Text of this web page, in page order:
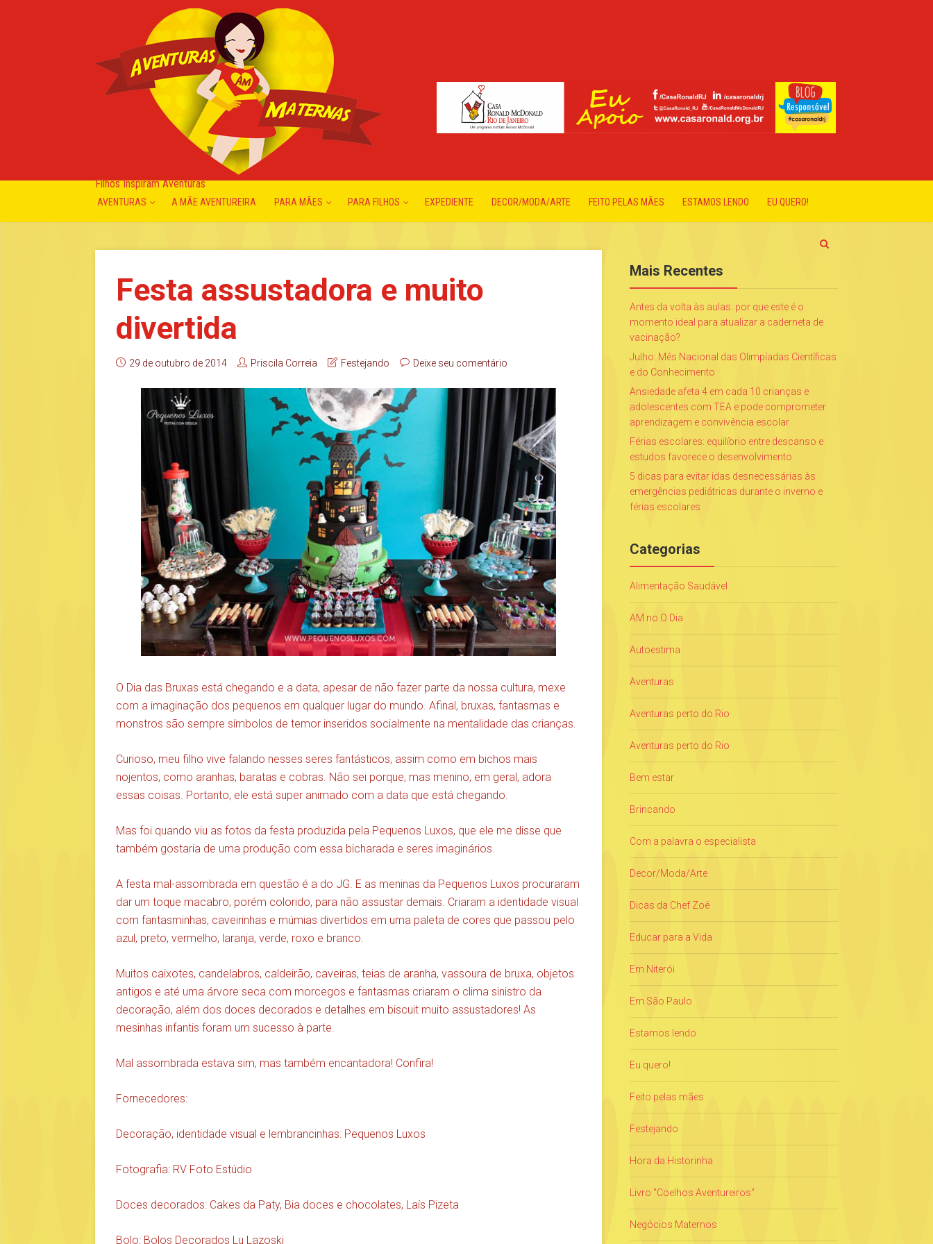
Filhos Inspiram Aventuras
AVENTURAS A MÃE AVENTUREIRA PARA MÃES PARA FILHOS EXPEDIENTE DECOR/MODA/ARTE FEITO PELAS MÃES ESTAMOS LENDO EU QUERO!
Festa assustadora e muito
divertida
29 de outubro de 2014 Priscila Correia Festejando Deixe seu comentário
O Dia das Bruxas está chegando e a data, apesar de não fazer parte da nossa cultura, mexe
com a imaginação dos pequenos em qualquer lugar do mundo. Afinal, bruxas, fantasmas e
monstros são sempre símbolos de temor inseridos socialmente na mentalidade das crianças.
Curioso, meu filho vive falando nesses seres fantásticos, assim como em bichos mais
nojentos, como aranhas, baratas e cobras. Não sei porque, mas menino, em geral, adora
essas coisas. Portanto, ele está super animado com a data que está chegando.
Mas foi quando viu as fotos da festa produzida pela Pequenos Luxos, que ele me disse que
também gostaria de uma produção com essa bicharada e seres imaginários.
A festa mal-assombrada em questão é a do JG. E as meninas da Pequenos Luxos procuraram
dar um toque macabro, porém colorido, para não assustar demais. Criaram a identidade visual
com fantasminhas, caveirinhas e múmias divertidos em uma paleta de cores que passou pelo
azul, preto, vermelho, laranja, verde, roxo e branco.
Muitos caixotes, candelabros, caldeirão, caveiras, teias de aranha, vassoura de bruxa, objetos
antigos e até uma árvore seca com morcegos e fantasmas criaram o clima sinistro da
decoração, além dos doces decorados e detalhes em biscuit muito assustadores! As
mesinhas infantis foram um sucesso à parte.
Mal assombrada estava sim, mas também encantadora! Confira!
Fornecedores:
Decoração, identidade visual e lembrancinhas: Pequenos Luxos
Fotografia: RV Foto Estúdio
Doces decorados: Cakes da Paty, Bia doces e chocolates, Laís Pizeta
Bolo: Bolos Decorados Lu Lazoski
Mais Recentes
Antes da volta às aulas: por que este é o
momento ideal para atualizar a caderneta de
vacinação?
Julho: Mês Nacional das Olimpíadas Científicas
e do Conhecimento
Ansiedade afeta 4 em cada 10 crianças e
adolescentes com TEA e pode comprometer
aprendizagem e convivência escolar
Férias escolares: equilíbrio entre descanso e
estudos favorece o desenvolvimento
5 dicas para evitar idas desnecessárias às
emergências pediátricas durante o inverno e
férias escolares
Categorias
Alimentação Saudável
AM no O Dia
Autoestima
Aventuras
Aventuras perto do Rio
Aventuras perto do Rio
Bem estar
Brincando
Com a palavra o especialista
Decor/Moda/Arte
Dicas da Chef Zoë
Educar para a Vida
Em Niterói
Em São Paulo
Estamos lendo
Eu quero!
Feito pelas mães
Festejando
Hora da Historinha
Livro "Coelhos Aventureiros"
Negócios Maternos